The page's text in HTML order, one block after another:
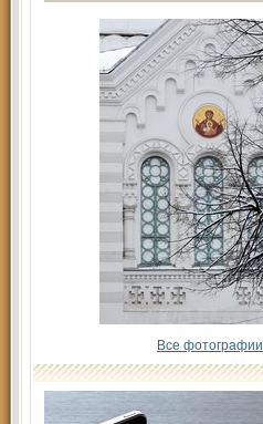
Все фотографии